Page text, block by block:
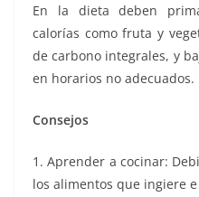
En la dieta deben
calorías como fruta y
de carbono integrales, y
en horarios no adecuados.
Consejos
1. Aprender a cocinar:
los alimentos que ingiere